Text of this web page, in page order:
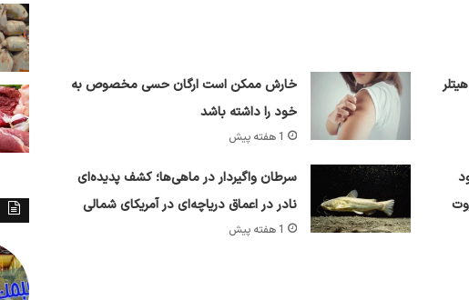
خارش ممکن است ارگان حسی مخصوص به
خود را داشته باشد
1 هفته پیش
سرطان واگیردار در ماهی‌ها؛ کشف پدیده‌ای
نادر در اعماق دریاچه‌ای در آمریکای شمالی
1 هفته پیش